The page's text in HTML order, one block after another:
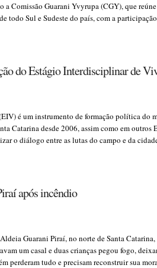
a Comissão Guarani Yvyrupa (CGY), que
todo Sul e Sudeste do país, com a
do Estágio Interdisciplinar de
é um instrumento de formação política do
Catarina desde 2006, assim como em outros
o diálogo entre as lutas do campo e da
após incêndio
Guarani Piraí, no norte de Santa
um casal e duas crianças pegou fogo,
perderam tudo e precisam reconstruir sua